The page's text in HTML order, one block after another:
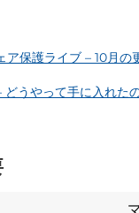
ア保護ライブ – 10月の
どうやって手に入れた